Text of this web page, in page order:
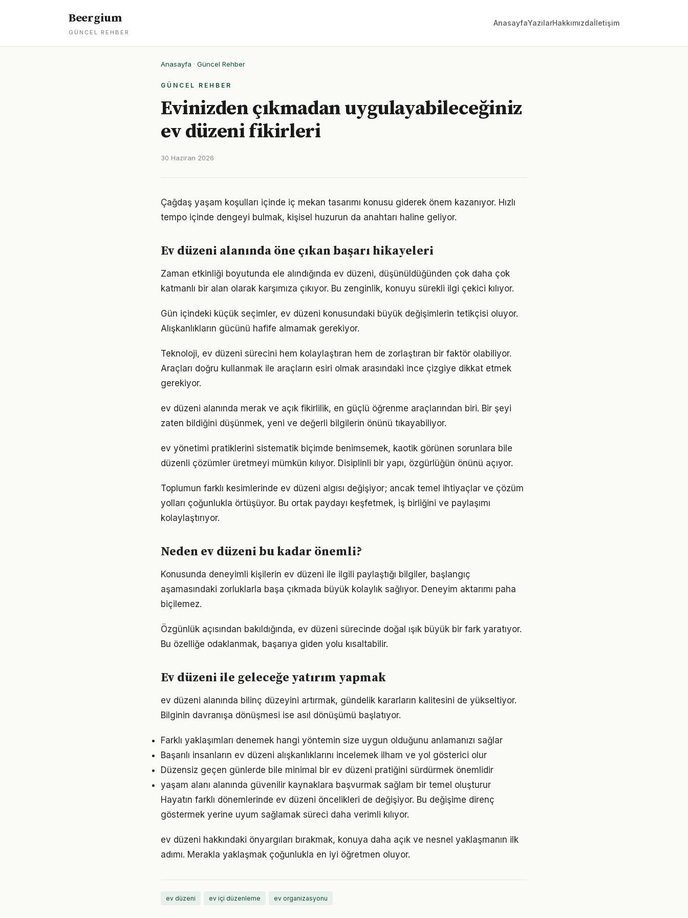
Beergium
GÜNCEL REHBER
AnasayfaYazılarHakkımızdaİletişim
Anasayfa · Güncel Rehber
GÜNCEL REHBER
Evinizden çıkmadan uygulayabileceğiniz
ev düzeni fikirleri
30 Haziran 2026
Çağdaş yaşam koşulları içinde iç mekan tasarımı konusu giderek önem kazanıyor. Hızlı
tempo içinde dengeyi bulmak, kişisel huzurun da anahtarı haline geliyor.
Ev düzeni alanında öne çıkan başarı hikayeleri
Zaman etkinliği boyutunda ele alındığında ev düzeni, düşünüldüğünden çok daha çok
katmanlı bir alan olarak karşımıza çıkıyor. Bu zenginlik, konuyu sürekli ilgi çekici kılıyor.
Gün içindeki küçük seçimler, ev düzeni konusundaki büyük değişimlerin tetikçisi oluyor.
Alışkanlıkların gücünü hafife almamak gerekiyor.
Teknoloji, ev düzeni sürecini hem kolaylaştıran hem de zorlaştıran bir faktör olabiliyor.
Araçları doğru kullanmak ile araçların esiri olmak arasındaki ince çizgiye dikkat etmek
gerekiyor.
ev düzeni alanında merak ve açık fikirlilik, en güçlü öğrenme araçlarından biri. Bir şeyi
zaten bildiğini düşünmek, yeni ve değerli bilgilerin önünü tıkayabiliyor.
ev yönetimi pratiklerini sistematik biçimde benimsemek, kaotik görünen sorunlara bile
düzenli çözümler üretmeyi mümkün kılıyor. Disiplinli bir yapı, özgürlüğün önünü açıyor.
Toplumun farklı kesimlerinde ev düzeni algısı değişiyor; ancak temel ihtiyaçlar ve çözüm
yolları çoğunlukla örtüşüyor. Bu ortak paydayı keşfetmek, iş birliğini ve paylaşımı
kolaylaştırıyor.
Neden ev düzeni bu kadar önemli?
Konusunda deneyimli kişilerin ev düzeni ile ilgili paylaştığı bilgiler, başlangıç
aşamasındaki zorluklarla başa çıkmada büyük kolaylık sağlıyor. Deneyim aktarımı paha
biçilemez.
Özgünlük açısından bakıldığında, ev düzeni sürecinde doğal ışık büyük bir fark yaratıyor.
Bu özelliğe odaklanmak, başarıya giden yolu kısaltabilir.
Ev düzeni ile geleceğe yatırım yapmak
ev düzeni alanında bilinç düzeyini artırmak, gündelik kararların kalitesini de yükseltiyor.
Bilginin davranışa dönüşmesi ise asıl dönüşümü başlatıyor.
Farklı yaklaşımları denemek hangi yöntemin size uygun olduğunu anlamanızı sağlar
Başarılı insanların ev düzeni alışkanlıklarını incelemek ilham ve yol gösterici olur
Düzensiz geçen günlerde bile minimal bir ev düzeni pratiğini sürdürmek önemlidir
yaşam alanı alanında güvenilir kaynaklara başvurmak sağlam bir temel oluşturur
Hayatın farklı dönemlerinde ev düzeni öncelikleri de değişiyor. Bu değişime direnç
göstermek yerine uyum sağlamak süreci daha verimli kılıyor.
ev düzeni hakkındaki önyargıları bırakmak, konuya daha açık ve nesnel yaklaşmanın ilk
adımı. Merakla yaklaşmak çoğunlukla en iyi öğretmen oluyor.
ev düzeni ev içi düzenleme ev organizasyonu